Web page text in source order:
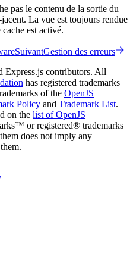
pas le contenu de la sortie du
La vue est toujours rendue
est activé.
SuivantGestion des erreurs
Express.js contributors. All
has registered trademarks
of the OpenJS
Policy and Trademark List.
on the list of OpenJS
or registered® trademarks
does not imply any